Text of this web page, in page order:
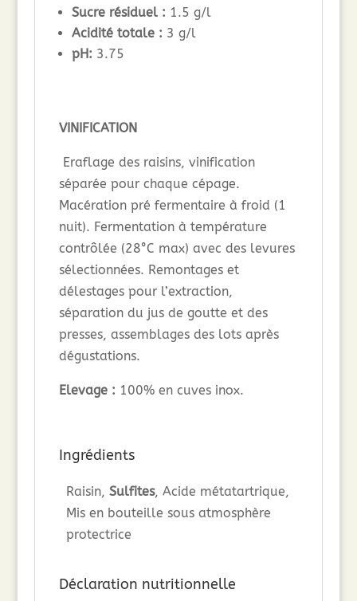
Sucre résiduel : 1.5 g/l
Acidité totale : 3 g/l
pH: 3.75
VINIFICATION
Eraflage des raisins, vinification
séparée pour chaque cépage.
Macération pré fermentaire à froid (1
nuit). Fermentation à température
contrôlée (28°C max) avec des levures
sélectionnées. Remontages et
délestages pour l’extraction,
séparation du jus de goutte et des
presses, assemblages des lots après
dégustations.
Elevage : 100% en cuves inox.
Ingrédients
Raisin, Sulfites, Acide métatartrique,
Mis en bouteille sous atmosphère
protectrice
Déclaration nutritionnelle